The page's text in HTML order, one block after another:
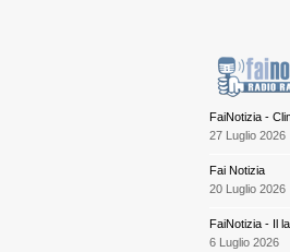
FaiNotizia -
27 Luglio 2026
Fai Notizia
20 Luglio 2026
FaiNotizia - Il
6 Luglio 2026